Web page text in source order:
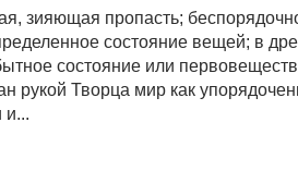
зияющая пропасть;
состояние вещей; в
состояние или
рукой Творца мир как